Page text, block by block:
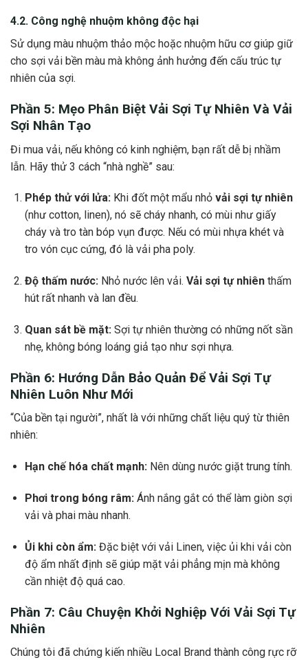
4.2. Công nghệ nhuộm không độc hại
Sử dụng màu nhuộm thảo mộc hoặc nhuộm hữu cơ giúp giữ
cho sợi vải bền màu mà không ảnh hưởng đến cấu trúc tự
nhiên của sợi.
Phần 5: Mẹo Phân Biệt Vải Sợi Tự Nhiên Và Vải
Sợi Nhân Tạo
Đi mua vải, nếu không có kinh nghiệm, bạn rất dễ bị nhầm
lẫn. Hãy thử 3 cách “nhà nghề” sau:
Phép thử với lửa:Khi đốt một mẩu nhỏ vải sợi tự nhiên
(như cotton, linen), nó sẽ cháy nhanh, có mùi như giấy
cháy và tro tàn bóp vụn được. Nếu có mùi nhựa khét và
tro vón cục cứng, đó là vải pha poly.
Độ thấm nước:Nhỏ nước lên vải. Vải sợi tự nhiênthấm
hút rất nhanh và lan đều.
Quan sát bề mặt:Sợi tự nhiên thường có những nốt sần
nhẹ, không bóng loáng giả tạo như sợi nhựa.
Phần 6: Hướng Dẫn Bảo Quản ĐểVải Sợi Tự
Nhiên Luôn Như Mới
“Của bền tại người”, nhất là với những chất liệu quý từ thiên
nhiên:
Hạn chế hóa chất mạnh:Nên dùng nước giặt trung tính.
Phơi trong bóng râm:Ánh nắng gắt có thể làm giòn sợi
vải và phai màu nhanh.
Ủi khi còn ẩm:Đặc biệt với vải Linen, việc ủi khi vải còn
độ ẩm nhất định sẽ giúp mặt vải phẳng mịn mà không
cần nhiệt độ quá cao.
Phần 7: Câu Chuyện Khởi Nghiệp Với Vải Sợi Tự
Nhiên
Chúng tôi đã chứng kiến nhiều Local Brand thành công rực rỡ